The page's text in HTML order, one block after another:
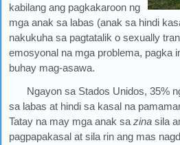
kabilang ang pagkakaroon ng
mga anak sa labas (anak sa hindi
nakukuha sa pagtatalik o sexually
emosyonal na mga problema, pagka
buhay mag-asawa.
Ngayon sa Stados Unidos, 35%
sa labas at hindi sa kasal na
Tatay na may mga anak sa zina sila
pagpapakasal at sila rin ang mas